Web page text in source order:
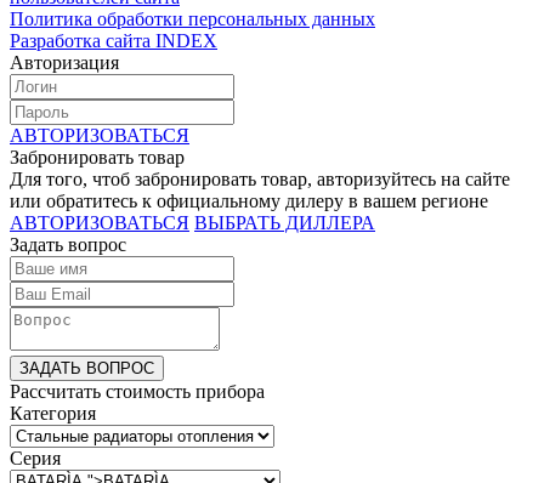
Политика обработки персональных данных
Разработка сайта INDEX
Авторизация
АВТОРИЗОВАТЬСЯ
Забронировать товар
Для того, чтоб забронировать товар, авторизуйтесь на сайте
или обратитесь к официальному дилеру в вашем регионе
АВТОРИЗОВАТЬСЯ ВЫБРАТЬ ДИЛЛЕРА
Задать вопрос
ЗАДАТЬ ВОПРОС
Рассчитать стоимость прибора
Категория
Серия